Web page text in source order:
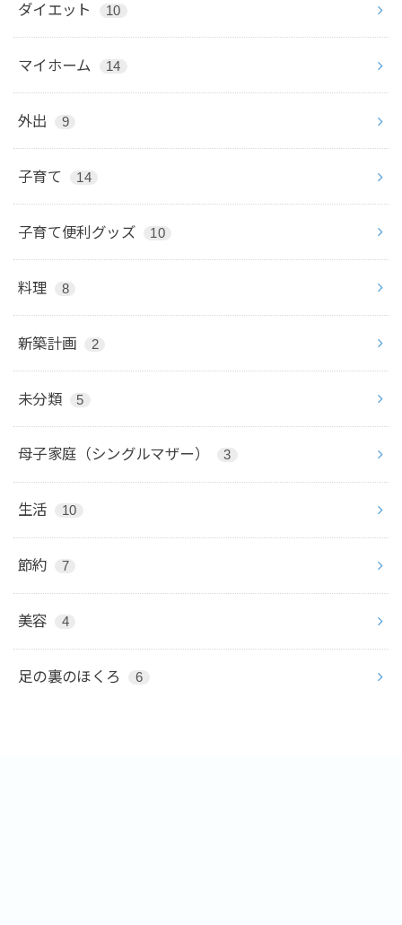
ダイエット 10
マイホーム 14
外出 9
子育て 14
子育て便利グッズ 10
料理 8
新築計画 2
未分類 5
母子家庭（シングルマザー） 3
生活 10
節約 7
美容 4
足の裏のほくろ 6